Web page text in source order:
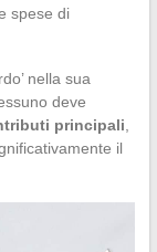
spese di
nella sua
deve
principali
il